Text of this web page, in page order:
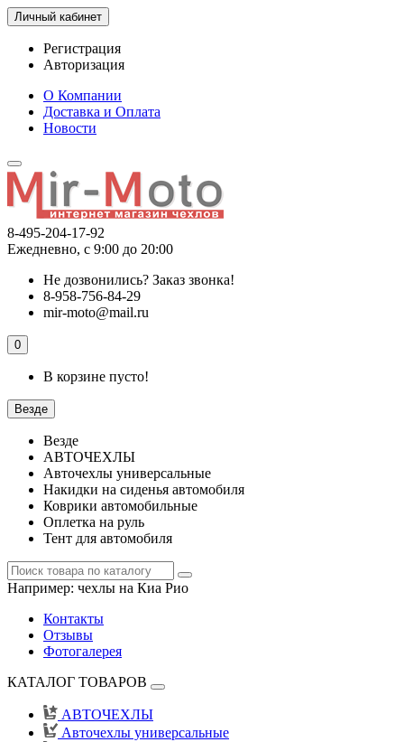
Личный кабинет
Регистрация
Авторизация
О Компании
Доставка и Оплата
Новости
8-495-204-17-92
Ежедневно, с 9:00 до 20:00
Не дозвонились? Заказ звонка!
8-958-756-84-29
mir-moto@mail.ru
0
В корзине пусто!
Везде
Везде
АВТОЧЕХЛЫ
Авточехлы универсальные
Накидки на сиденья автомобиля
Коврики автомобильные
Оплетка на руль
Тент для автомобиля
Например: чехлы на Киа Рио
Контакты
Отзывы
Фотогалерея
КАТАЛОГ ТОВАРОВ
АВТОЧЕХЛЫ
Авточехлы универсальные